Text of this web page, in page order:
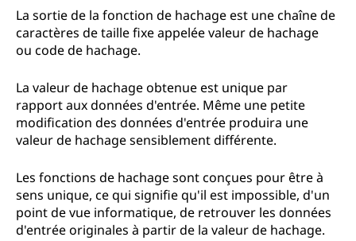
La sortie de la fonction de hachage est une chaîne de
caractères de taille fixe appelée valeur de hachage
ou code de hachage.
La valeur de hachage obtenue est unique par
rapport aux données d'entrée. Même une petite
modification des données d'entrée produira une
valeur de hachage sensiblement différente.
Les fonctions de hachage sont conçues pour être à
sens unique, ce qui signifie qu'il est impossible, d'un
point de vue informatique, de retrouver les données
d'entrée originales à partir de la valeur de hachage.